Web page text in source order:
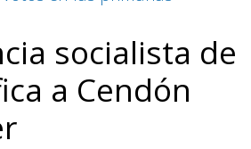
socialista de
a Cendón